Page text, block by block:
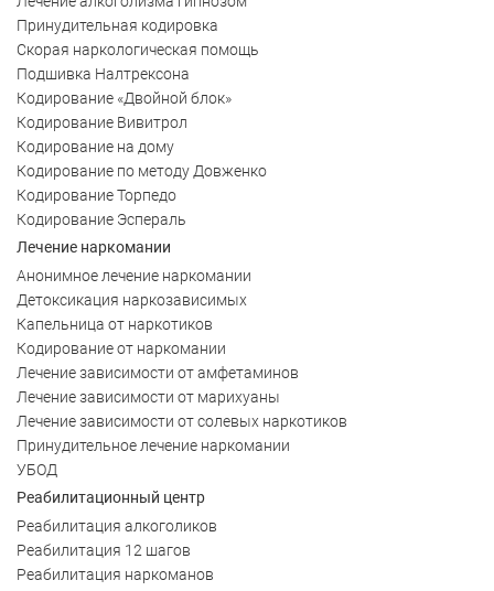
Принудительная кодировка
Скорая наркологическая помощь
Подшивка Налтрексона
Кодирование «Двойной блок»
Кодирование Вивитрол
Кодирование на дому
Кодирование по методу Довженко
Кодирование Торпедо
Кодирование Эспераль
Лечение наркомании
Анонимное лечение наркомании
Детоксикация наркозависимых
Капельница от наркотиков
Кодирование от наркомании
Лечение зависимости от амфетаминов
Лечение зависимости от марихуаны
Лечение зависимости от солевых наркотиков
Принудительное лечение наркомании
УБОД
Реабилитационный центр
Реабилитация алкоголиков
Реабилитация 12 шагов
Реабилитация наркоманов